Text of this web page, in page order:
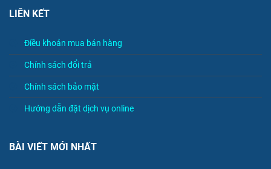
LIÊN KẾT
Điều khoản mua bán hàng
Chính sách đổi trả
Chính sách bảo mật
Hướng dẫn đặt dịch vụ online
BÀI VIẾT MỚI NHẤT